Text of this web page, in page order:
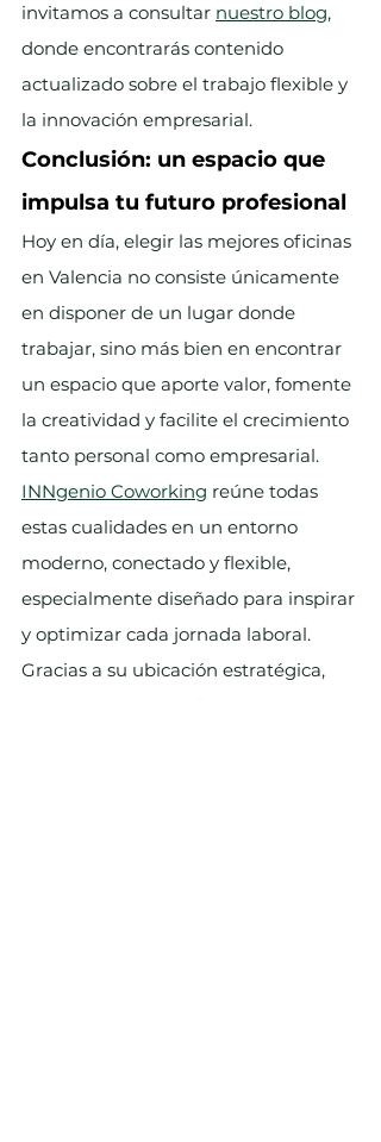
invitamos a consultar nuestro blog,
donde encontrarás contenido
actualizado sobre el trabajo flexible y
la innovación empresarial.
Conclusión: un espacio que
impulsa tu futuro profesional
Hoy en día, elegir las mejores oficinas
en Valencia no consiste únicamente
en disponer de un lugar donde
trabajar, sino más bien en encontrar
un espacio que aporte valor, fomente
la creatividad y facilite el crecimiento
tanto personal como empresarial.
INNgenio Coworking reúne todas
estas cualidades en un entorno
moderno, conectado y flexible,
especialmente diseñado para inspirar
y optimizar cada jornada laboral.
Gracias a su ubicación estratégica,